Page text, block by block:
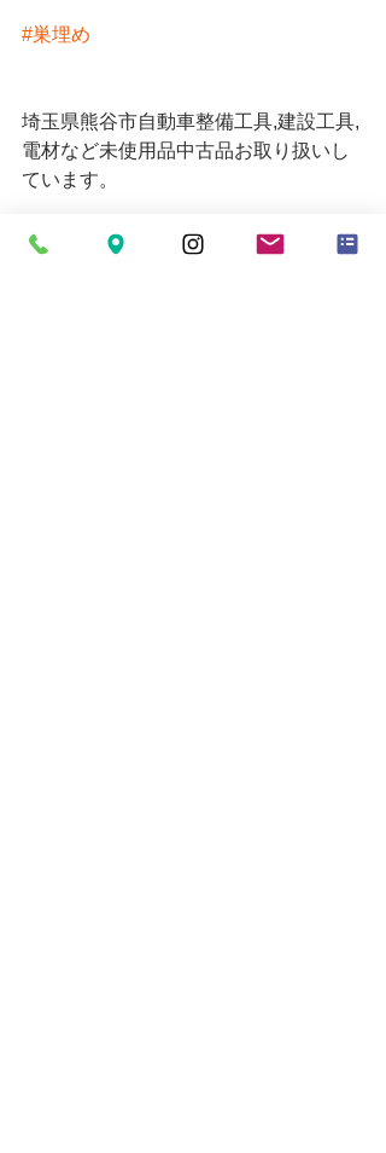
#巣埋め
埼玉県熊谷市自動車整備工具,建設工具,
電材など未使用品中古品お取り扱いし
ています。
ご来店お待ちしております。